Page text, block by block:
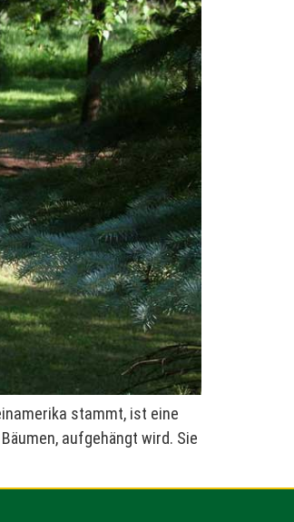
stammt, ist eine
aufgehängt wird. Sie